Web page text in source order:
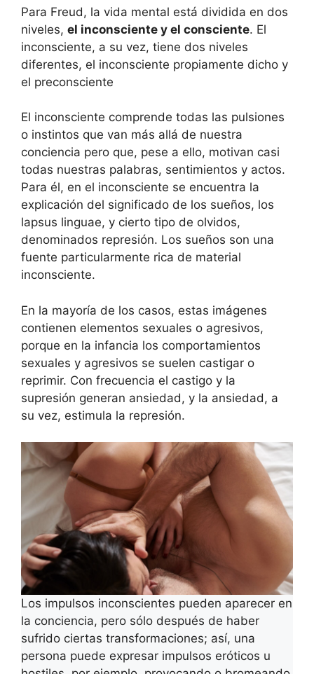
Para Freud, la vida mental está dividida en dos
niveles, el inconsciente y el consciente. El
inconsciente, a su vez, tiene dos niveles
diferentes, el inconsciente propiamente dicho y
el preconsciente
El inconsciente comprende todas las pulsiones
o instintos que van más allá de nuestra
conciencia pero que, pese a ello, motivan casi
todas nuestras palabras, sentimientos y actos.
Para él, en el inconsciente se encuentra la
explicación del significado de los sueños, los
lapsus linguae, y cierto tipo de olvidos,
denominados represión. Los sueños son una
fuente particularmente rica de material
inconsciente.
En la mayoría de los casos, estas imágenes
contienen elementos sexuales o agresivos,
porque en la infancia los comportamientos
sexuales y agresivos se suelen castigar o
reprimir. Con frecuencia el castigo y la
supresión generan ansiedad, y la ansiedad, a
su vez, estimula la represión.
Los impulsos inconscientes pueden aparecer en
la conciencia, pero sólo después de haber
sufrido ciertas transformaciones; así, una
persona puede expresar impulsos eróticos u